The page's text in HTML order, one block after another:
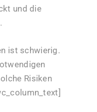
und die
ist schwierig.
Risiken